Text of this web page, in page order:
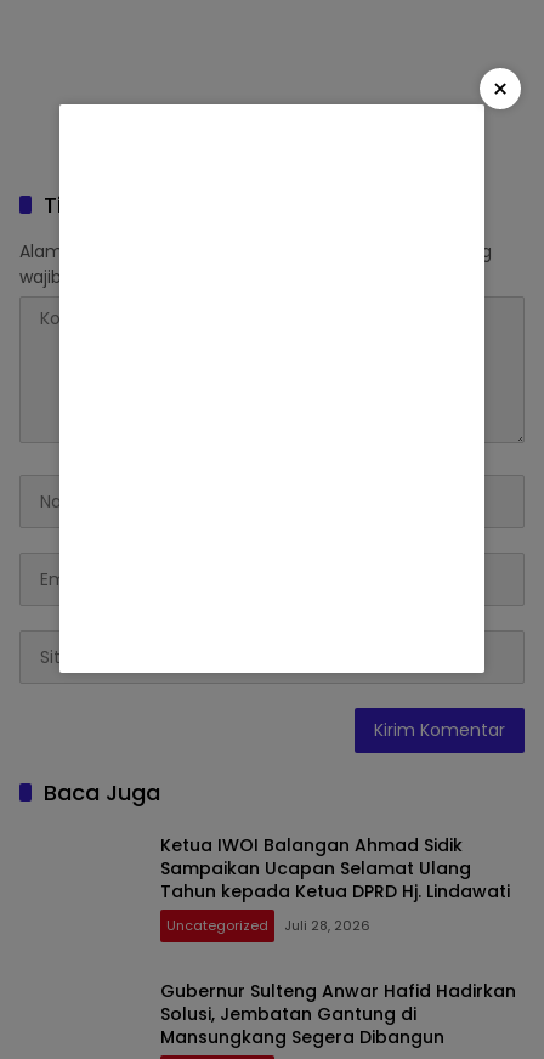
Tinggalkan Balasan
Alamat email Anda tidak akan dipublikasikan.
Ruas yang
wajib ditandai
Baca Juga
Ketua IWOI Balangan Ahmad Sidik
Sampaikan Ucapan Selamat Ulang
Tahun kepada Ketua DPRD Hj. Lindawati
Uncategorized Juli 28, 2026
Gubernur Sulteng Anwar Hafid Hadirkan
Solusi, Jembatan Gantung di
Mansungkang Segera Dibangun
×